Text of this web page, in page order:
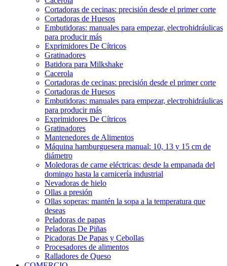
Cortadoras de cecinas: precisión desde el primer corte
Cortadoras de Huesos
Embutidoras: manuales para empezar, electrohidráulicas
para producir más
Exprimidores De Cítricos
Gratinadores
Batidora para Milkshake
Cacerola
Cortadoras de cecinas: precisión desde el primer corte
Cortadoras de Huesos
Embutidoras: manuales para empezar, electrohidráulicas
para producir más
Exprimidores De Cítricos
Gratinadores
Mantenedores de Alimentos
Máquina hamburguesera manual: 10, 13 y 15 cm de
diámetro
Moledoras de carne eléctricas: desde la empanada del
domingo hasta la carnicería industrial
Nevadoras de hielo
Ollas a presión
Ollas soperas: mantén la sopa a la temperatura que
deseas
Peladoras de papas
Peladoras De Piñas
Picadoras De Papas y Cebollas
Procesadores de alimentos
Ralladores de Queso